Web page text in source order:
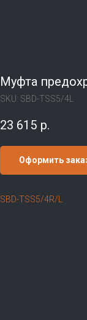
Муфта
SKU: SBD-TSS5/4L
23 615 р.
Оформить
SBD-TSS5/4R/L